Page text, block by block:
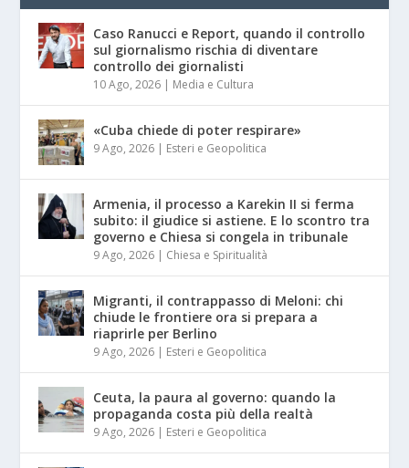
Caso Ranucci e Report, quando il controllo
sul giornalismo rischia di diventare
controllo dei giornalisti
10 Ago, 2026 | Media e Cultura
«Cuba chiede di poter respirare»
9 Ago, 2026 | Esteri e Geopolitica
Armenia, il processo a Karekin II si ferma
subito: il giudice si astiene. E lo scontro tra
governo e Chiesa si congela in tribunale
9 Ago, 2026 | Chiesa e Spiritualità
Migranti, il contrappasso di Meloni: chi
chiude le frontiere ora si prepara a
riaprirle per Berlino
9 Ago, 2026 | Esteri e Geopolitica
Ceuta, la paura al governo: quando la
propaganda costa più della realtà
9 Ago, 2026 | Esteri e Geopolitica